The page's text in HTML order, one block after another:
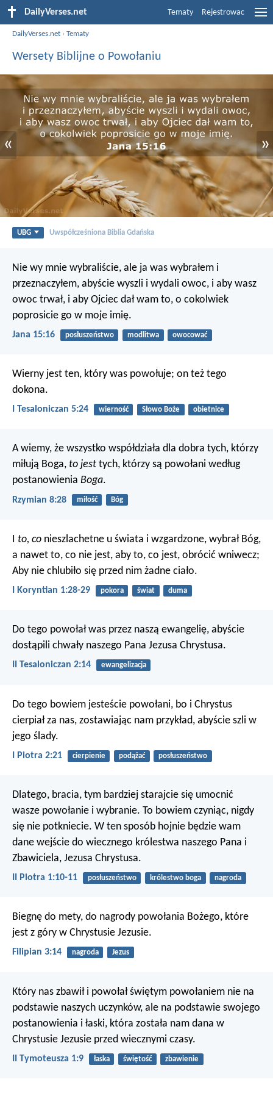
DailyVerses.net Tematy Rejestrowac
DailyVerses.net ›Tematy
Wersety Biblijne o Powołaniu
« »
UBG Uwspółcześniona Biblia Gdańska
Nie wy mnie wybraliście, ale ja was wybrałem i
przeznaczyłem, abyście wyszli i wydali owoc, i aby wasz
owoc trwał, i aby Ojciec dał wam to, o cokolwiek
poprosicie go w moje imię.
Jana 15:16 posłuszeństwo modlitwa owocować
Wierny jest ten, który was powołuje; on też tego
dokona.
I Tesaloniczan 5:24 wierność Słowo Boże obietnice
A wiemy, że wszystko współdziała dla dobra tych, którzy
miłują Boga, to jest tych, którzy są powołani według
postanowienia Boga.
Rzymian 8:28 miłość Bóg
to, co nieszlachetne u świata i wzgardzone, wybrał Bóg,
a nawet to, co nie jest, aby to, co jest, obrócić wniwecz;
Aby nie chlubiło się przed nim żadne ciało.
I Koryntian 1:28-29 pokora świat duma
Do tego powołał was przez naszą ewangelię, abyście
dostąpili chwały naszego Pana Jezusa Chrystusa.
II Tesaloniczan 2:14 ewangelizacja
Do tego bowiem jesteście powołani, bo i Chrystus
cierpiał za nas, zostawiając nam przykład, abyście szli w
jego ślady.
I Piotra 2:21 cierpienie podążać posłuszeństwo
Dlatego, bracia, tym bardziej starajcie się umocnić
wasze powołanie i wybranie. To bowiem czyniąc, nigdy
się nie potkniecie. W ten sposób hojnie będzie wam
dane wejście do wiecznego królestwa naszego Pana i
Zbawiciela, Jezusa Chrystusa.
II Piotra 1:10-11 posłuszeństwo królestwo boga nagroda
Biegnę do mety, do nagrody powołania Bożego, które
jest z góry w Chrystusie Jezusie.
Filipian 3:14 nagroda Jezus
Który nas zbawił i powołał świętym powołaniem nie na
podstawie naszych uczynków, ale na podstawie swojego
postanowienia i łaski, która została nam dana w
Chrystusie Jezusie przed wiecznymi czasy.
II Tymoteusza 1:9 łaska świętość zbawienie